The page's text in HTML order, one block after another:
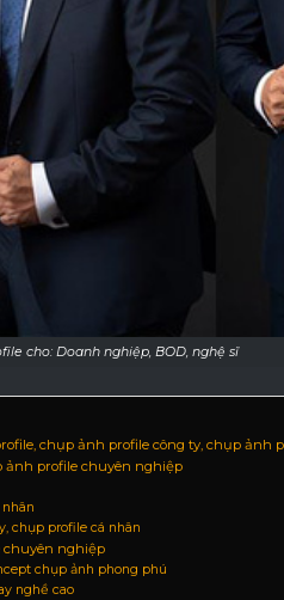
cho: Doanh nghiệp, BOD, nghệ sĩ
chụp ảnh profile công ty, chụp ảnh
ảnh profile chuyên nghiệp
chụp profile cá nhân
chuyên nghiệp
chụp ảnh phong phú
nghề cao